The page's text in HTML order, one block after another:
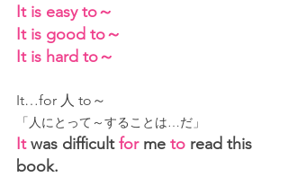
It is easy to～
It is good to～
It is hard to～
It…for 人 to～
「人にとって～することは…だ」
It was difficult for me to read this
book.